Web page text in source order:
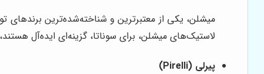
میشلن، یکی از معتبرترین و شناخته‌شده‌ترین برندهای
لاستیک‌های میشلن، برای سوناتا، گزینه‌ای ایده‌آل
پیرلی (Pirelli)